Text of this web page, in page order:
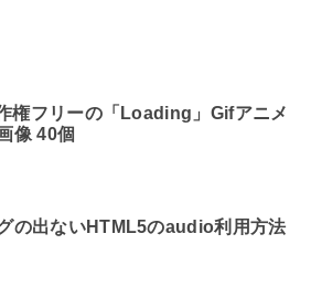
権フリーの「Loading」Gifアニメ
像 40個
の出ないHTML5のaudio利用方法